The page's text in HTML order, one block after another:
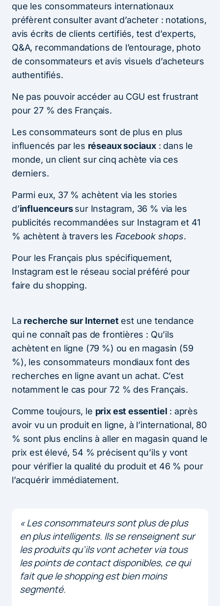
que les consommateurs internationaux
préfèrent consulter avant d’acheter : notations,
avis écrits de clients certifiés, test d’experts,
Q&A, recommandations de l’entourage, photo
de consommateurs et avis visuels d’acheteurs
authentifiés.
Ne pas pouvoir accéder au CGU est frustrant
pour 27 % des Français.
Les consommateurs sont de plus en plus
influencés par les réseaux sociaux: dans le
monde, un client sur cinq achète via ces
derniers.
Parmi eux, 37 % achètent via les stories
d’influenceurssur Instagram, 36 % via les
publicités recommandées sur Instagram et 41
% achètent à travers les Facebook shops.
Pour les Français plus spécifiquement,
Instagram est le réseau social préféré pour
faire du shopping.
La recherche sur Internet est une tendance
qui ne connaît pas de frontières : Qu’ils
achètent en ligne (79 %) ou en magasin (59
%), les consommateurs mondiaux font des
recherches en ligne avant un achat. C’est
notamment le cas pour 72 % des Français.
Comme toujours, le prix est essentiel : après
avoir vu un produit en ligne, à l’international, 80
% sont plus enclins à aller en magasin quand le
prix est élevé, 54 % précisent qu’ils y vont
pour vérifier la qualité du produit et 46 % pour
l’acquérir immédiatement.
« Les consommateurs sont plus de plus
en plus intelligents. Ils se renseignent sur
les produits qu’ils vont acheter via tous
les points de contact disponibles, ce qui
fait que le shopping est bien moins
segmenté.